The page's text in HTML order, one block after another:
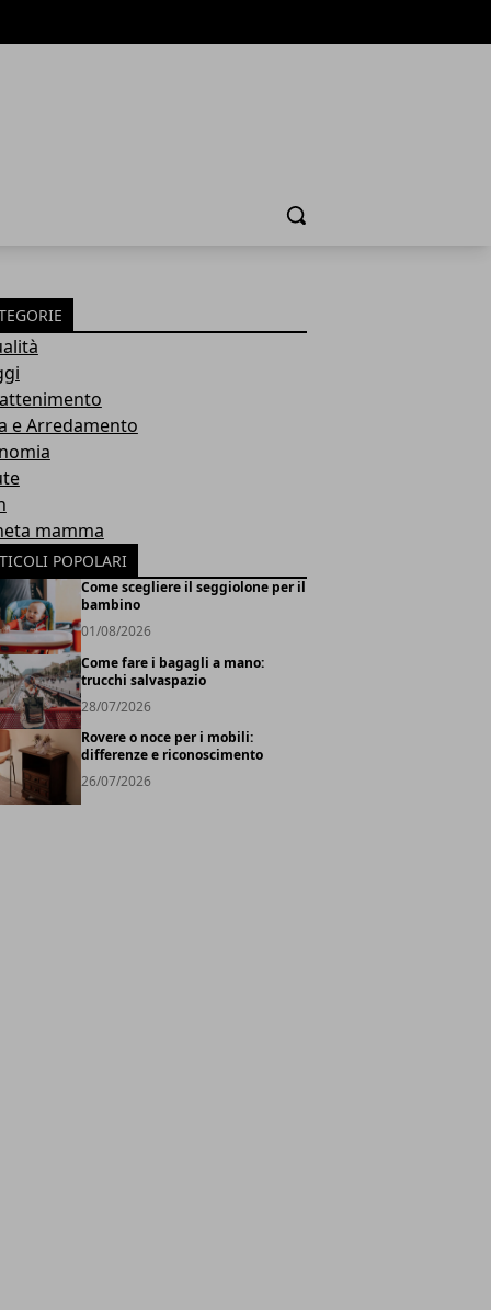
Cerca
e Arredamento
mamma
POPOLARI
Come scegliere il seggiolone per il
bambino
01/08/2026
Come fare i bagagli a mano:
trucchi salvaspazio
28/07/2026
Rovere o noce per i mobili:
differenze e riconoscimento
26/07/2026